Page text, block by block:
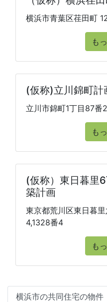
横浜市青葉区荏田町
も
(仮称)立川錦町計
立川市錦町1丁目87番2
も
(仮称）東日暮里
築計画
東京都荒川区東日暮
4,1328番4
も
横浜市の共同住宅の物件